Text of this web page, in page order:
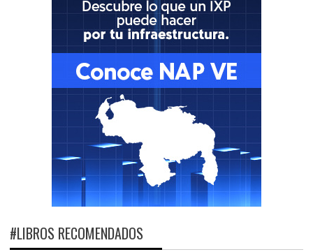
#LIBROS RECOMENDADOS